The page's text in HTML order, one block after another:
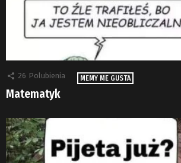
26 Polubienia MEMY ME GUSTA
Matematyk